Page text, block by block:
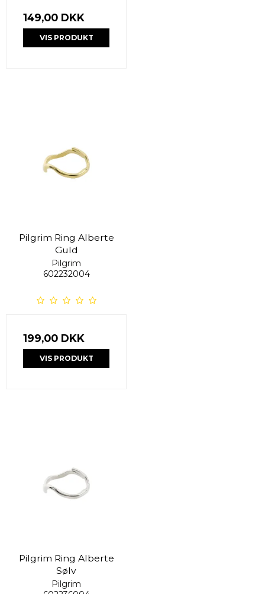
149,00 DKK
VIS PRODUKT
Pilgrim Ring Alberte
Guld
Pilgrim
602232004
199,00 DKK
VIS PRODUKT
Pilgrim Ring Alberte
Sølv
Pilgrim